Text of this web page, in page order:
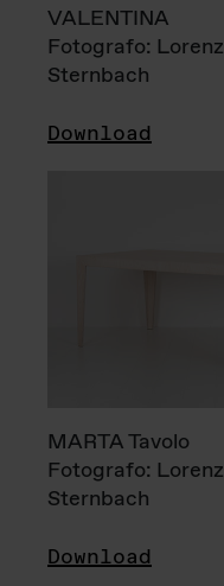
VALENTINA
Fotografo: Lorenz
Sternbach
Download
MARTA Tavolo
Fotografo: Lorenz
Sternbach
Download